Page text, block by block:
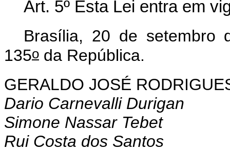
Art. 5º Esta Lei entra em
Brasília, 20 de setembro
135o da República.
GERALDO JOSÉ
Dario Carnevalli Durigan
Simone Nassar Tebet
Rui Costa dos Santos